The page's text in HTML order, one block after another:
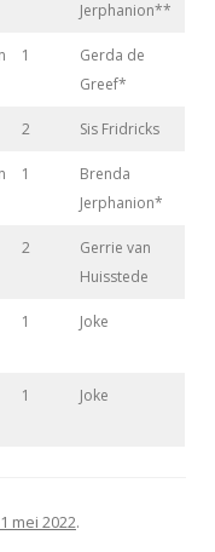
Jerphanion**
1
Gerda de
Greef*
2 Sis Fridricks
1
Brenda
Jerphanion*
2
Gerrie van
Huisstede
1 Joke
1 Joke
mei 2022.